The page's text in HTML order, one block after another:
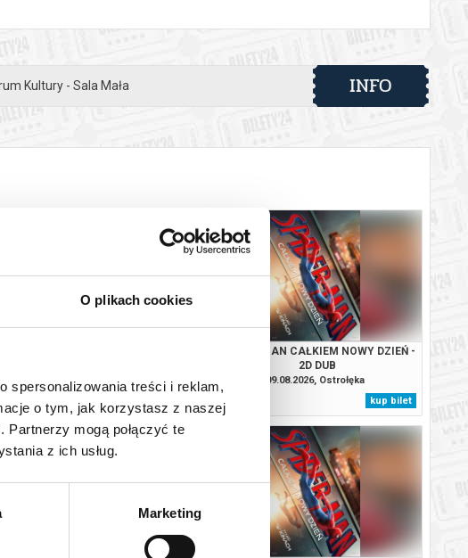
O plikach cookies
spersonalizowania treści i reklam,
o tym, jak korzystasz z naszej
Partnerzy mogą połączyć te
z ich usług.
Marketing
Kultury - Sala Mała INFO
09.08.2026, Ostrołęka
SPIDER-MAN CAŁKIEM NOWY DZIEŃ -
2D DUB
09.08.2026, Ostrołęka
kup bilet